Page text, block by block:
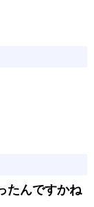
たんですかね